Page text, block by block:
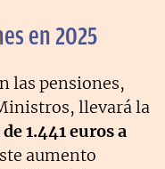
en 2025
las pensiones,
llevará la
1.441 euros a
aumento